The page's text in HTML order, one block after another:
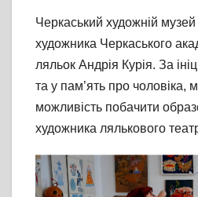
Черкаський художній
художника Черкаського
ляльок Андрія Курія. За
та у пам’ять про чоловіка,
можливість побачити
художника лялькового